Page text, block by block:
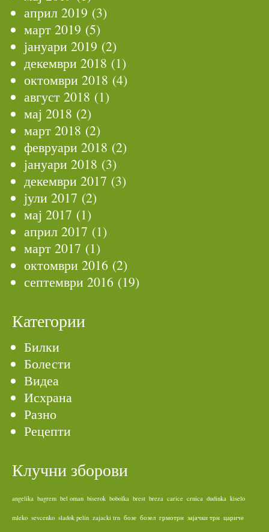
април 2019 (3)
март 2019 (5)
јануари 2019 (2)
декември 2018 (1)
октомври 2018 (4)
август 2018 (1)
мај 2018 (2)
март 2018 (2)
февруари 2018 (2)
јануари 2018 (3)
декември 2017 (3)
јули 2017 (2)
мај 2017 (1)
април 2017 (1)
март 2017 (1)
октомври 2016 (2)
септември 2016 (19)
Категории
Билки
Болести
Видеа
Исхрана
Разно
Рецепти
Клучни зборови
angelika bagrem bel oman biserok bobolka brest breza carice crnica dudinka kiselo
mleko sevcenko sladok pelin zajacki trn бозе бозел грмотрн зајачки трн цариче